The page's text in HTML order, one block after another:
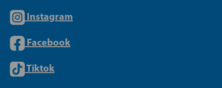
Instagram
Facebook
Tiktok